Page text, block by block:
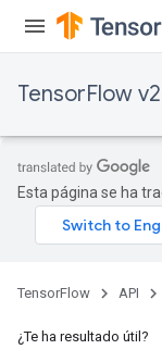
TensorFlow
Esta página se ha
TensorFlow API
¿Te ha resultado útil?